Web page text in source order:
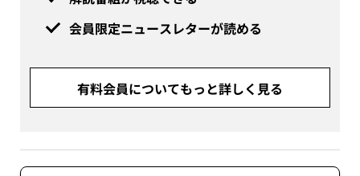
会員限定ニュースレターが読める
有料会員についてもっと詳しく見る